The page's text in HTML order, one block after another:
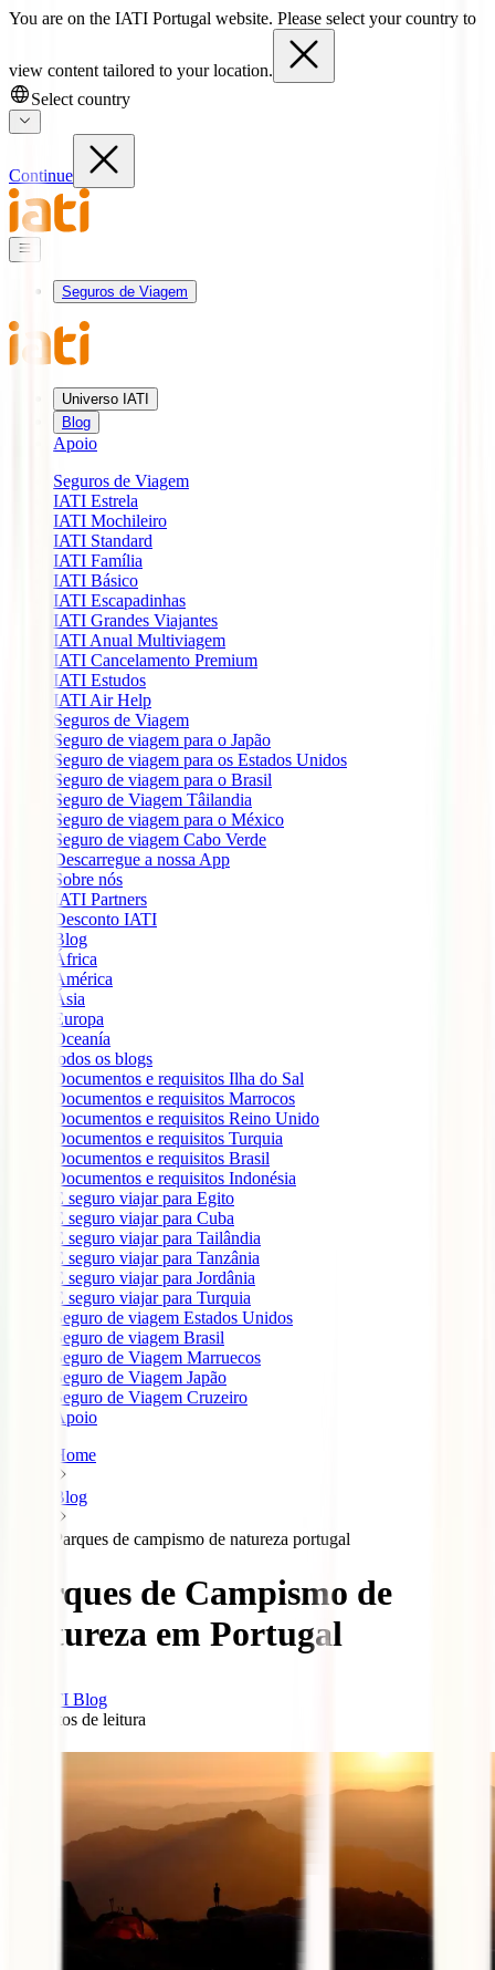
You are on the IATI Portugal website. Please select your country to
view content tailored to your location.
Select country
Continue
Seguros de Viagem
Universo IATI
Blog
Apoio
Seguros de Viagem
IATI Estrela
IATI Mochileiro
IATI Standard
IATI Família
IATI Básico
IATI Escapadinhas
IATI Grandes Viajantes
IATI Anual Multiviagem
IATI Cancelamento Premium
IATI Estudos
IATI Air Help
Seguros de Viagem
Seguro de viagem para o Japão
Seguro de viagem para os Estados Unidos
Seguro de viagem para o Brasil
Seguro de Viagem Tâilandia
Seguro de viagem para o México
Seguro de viagem Cabo Verde
Descarregue a nossa App
Sobre nós
IATI Partners
Desconto IATI
Blog
África
América
Ásia
Europa
Oceanía
todos os blogs
Documentos e requisitos Ilha do Sal
Documentos e requisitos Marrocos
Documentos e requisitos Reino Unido
Documentos e requisitos Turquia
Documentos e requisitos Brasil
Documentos e requisitos Indonésia
É seguro viajar para Egito
É seguro viajar para Cuba
É seguro viajar para Tailândia
É seguro viajar para Tanzânia
É seguro viajar para Jordânia
É seguro viajar para Turquia
Seguro de viagem Estados Unidos
Seguro de viagem Brasil
Seguro de Viagem Marruecos
Seguro de Viagem Japão
Seguro de Viagem Cruzeiro
Apoio
Home
Blog
Parques de campismo de natureza portugal
Parques de Campismo de
Natureza em Portugal
IATI Blog
minutos de leitura